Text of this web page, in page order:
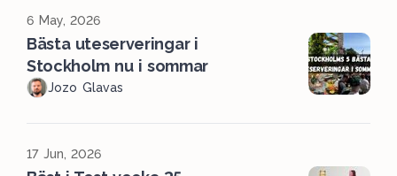
6 May, 2026
Bästa uteserveringar i
Stockholm nu i sommar
Jozo Glavas
17 Jun, 2026